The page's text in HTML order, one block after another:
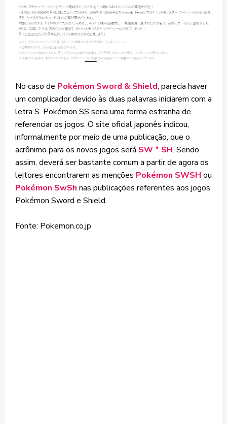
No caso de Pokémon Sword & Shield, parecia haver
um complicador devido às duas palavras iniciarem com a
letra S. Pokémon SS seria uma forma estranha de
referenciar os jogos. O site oficial japonês indicou,
informalmente por meio de uma publicação, que o
acrônimo para os novos jogos será SW * SH. Sendo
assim, deverá ser bastante comum a partir de agora os
leitores encontrarem as menções Pokémon SWSH ou
Pokémon SwSh nas publicações referentes aos jogos
Pokémon Sword e Shield.
Fonte: Pokemon.co.jp